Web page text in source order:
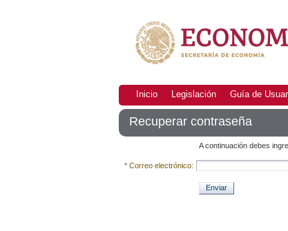
Inicio Legislación Guía de
Recuperar contraseña
A continuación debes
* Correo electrónico:
Enviar